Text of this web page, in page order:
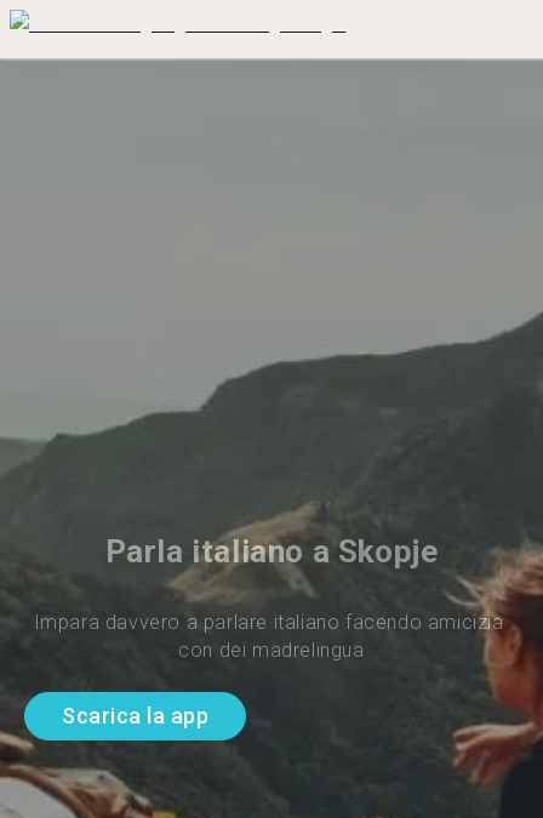
Parla italiano a Skopje
Impara davvero a parlare italiano facendo amicizia
con dei madrelingua
Scarica la app